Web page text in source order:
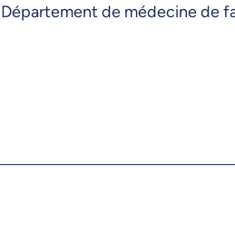
de médecine de